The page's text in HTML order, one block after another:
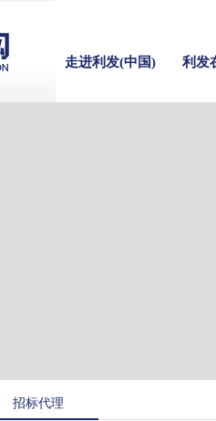
走进利发(中国) 利发
招标代理